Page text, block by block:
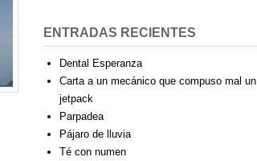
ENTRADAS RECIENTES
Dental Esperanza
Carta a un mecánico que compuso mal un
jetpack
Parpadea
Pájaro de lluvia
Té con numen